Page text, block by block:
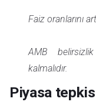
Faiz oranlarını
AMB
kalmalıdır.
Piyasa